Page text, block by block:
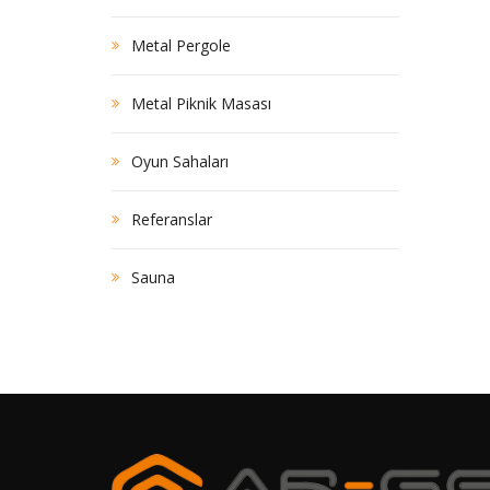
Metal Pergole
Metal Piknik Masası
Oyun Sahaları
Referanslar
Sauna